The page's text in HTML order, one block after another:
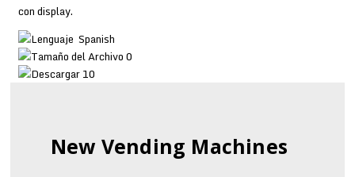
con display.
Spanish
0
10
New Vending Machines